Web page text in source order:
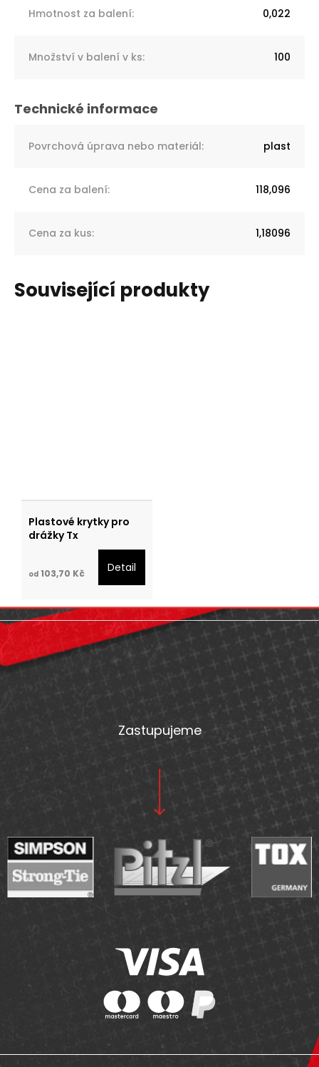
Hmotnost za balení: 0,022
Množství v balení v ks: 100
Povrchová úprava nebo materiál: plast
Cena za balení: 118,096
Cena za kus: 1,18096
Související produkty
Plastové krytky pro
drážky Tx
od 103,70 Kč Detail
Z
á
p
Zastupujeme